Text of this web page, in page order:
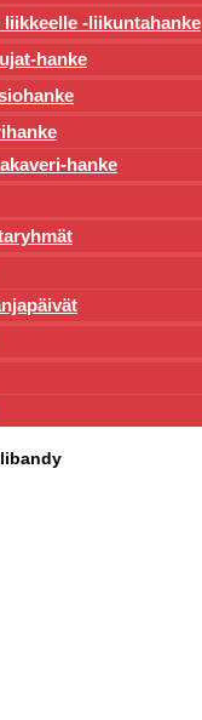
liikkeelle -liikuntahanke
hanke
hanke